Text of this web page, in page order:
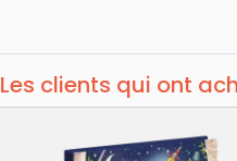
Les clients qui ont